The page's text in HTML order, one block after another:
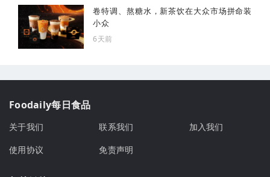
卷特调、熬糖水，新茶饮在大众市场拼命装
小众
6天前
Foodaily每日食品
关于我们 联系我们
加入我们
使用协议
免责声明